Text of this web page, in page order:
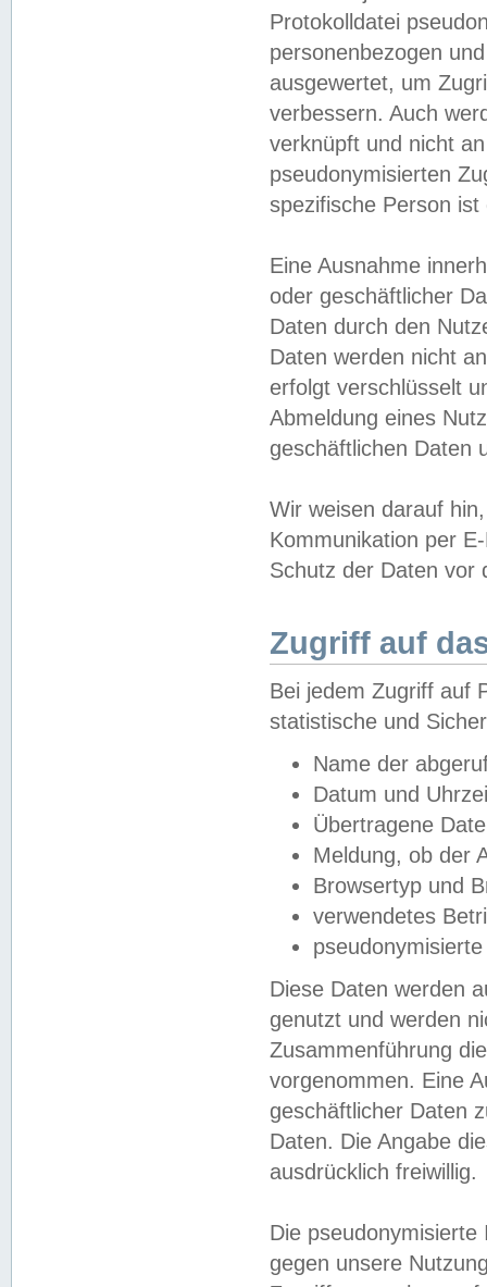
Protokolldatei
personenbezogen
ausgewertet, um
verbessern. Auch
verknüpft und nicht
pseudonymisierten
spezifische Person
Eine Ausnahme
oder geschäftlicher
Daten durch den
Daten werden nicht
erfolgt verschlüsselt
Abmeldung eines
geschäftlichen Daten
Wir weisen darauf
Kommunikation per
Schutz der Daten vor
Zugriff auf
Bei jedem Zugriff auf
statistische und
Name der
Datum und
Übertragene
Meldung, ob der
Browsertyp und
verwendetes
Diese Daten werden
genutzt und werden
Zusammenführung
vorgenommen. Eine
geschäftlicher Daten
Daten. Die Angabe
ausdrücklich freiwillig.
Die
gegen unsere